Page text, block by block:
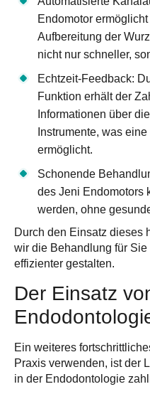
Endomotor
Aufbereitung der
nicht nur schneller,
Echtzeit-Feedback:
Funktion erhält der
Informationen über
Instrumente, was
ermöglicht.
Schonende
des Jeni Endomotors
werden, ohne
Durch den Einsatz dieses
wir die Behandlung für
effizienter gestalten.
Der Einsatz
Ein weiteres
Praxis verwenden, ist der
in der Endodontologie